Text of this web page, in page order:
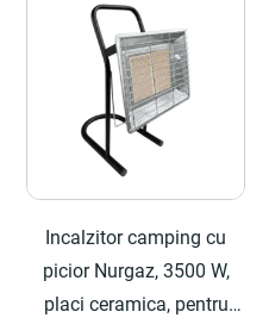
Incalzitor camping cu
picior Nurgaz, 3500 W,
placi ceramica, pentru